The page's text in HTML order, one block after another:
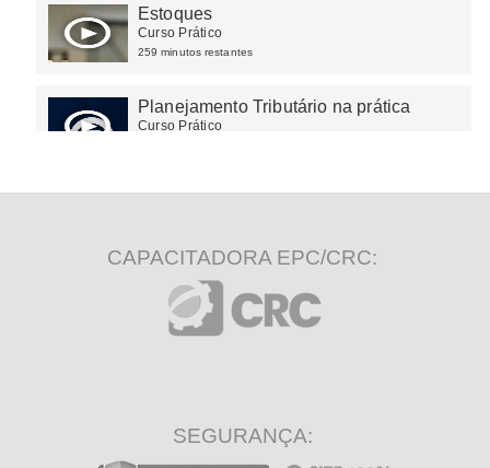
Estoques
Curso Prático
259 minutos restantes
Planejamento Tributário na prática
Curso Prático
Demonstração dos Fluxos de Caixa
Apresentação para fins contábeis
20 minutos restantes
CAPACITADORA EPC/CRC:
SEGURANÇA: